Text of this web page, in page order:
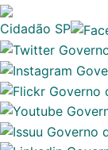
Cidadão SP